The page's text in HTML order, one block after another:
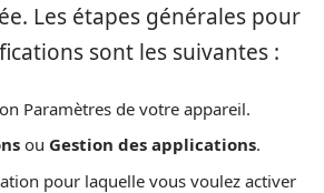
Les étapes générales pour
sont les suivantes :
Paramètres de votre appareil.
ou Gestion des applications.
pour laquelle vous voulez activer